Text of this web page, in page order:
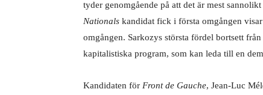
tyder genomgående på att det är mest
Nationals kandidat fick i första omgången
omgången. Sarkozys största fördel bortsett
kapitalistiska program, som kan leda till en
Kandidaten för Front de Gauche, Jean-Luc